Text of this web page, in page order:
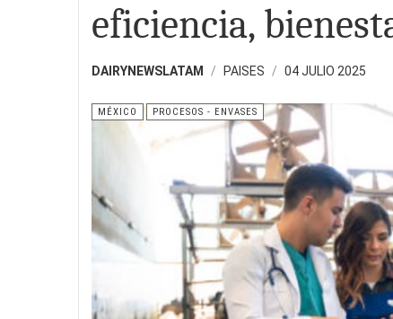
eficiencia,
DAIRYNEWSLATAM PAISES 04 JULIO 2025
MÉXICO PROCESOS - ENVASES